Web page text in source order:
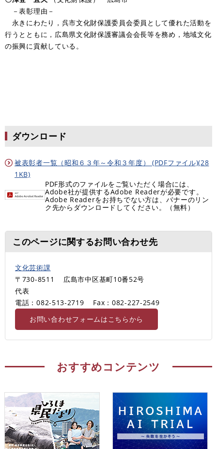
－表彰理由－
永きにわたり，呉市文化財保護委員会委員として優れた活動を
行うとともに，広島県文化財保護審議会会長等を務め，地域文化
の振興に貢献している。
ダウンロード
被表彰者一覧（昭和６３年～令和３年度） (PDFファイル)(28
1KB)
PDF形式のファイルをご覧いただく場合には、
Adobe社が提供するAdobe Readerが必要です。
Adobe Readerをお持ちでない方は、バナーのリン
ク先からダウンロードしてください。（無料）
このページに関するお問い合わせ先
文化芸術課
〒730-8511
広島市中区基町10番52号
代表
電話：082-513‐2719
Fax：082-227-2549
お問い合わせフォームはこちらから
おすすめコンテンツ